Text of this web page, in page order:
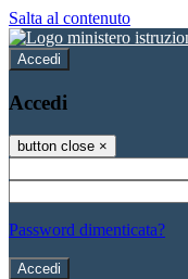
Salta al contenuto
Accedi
Accedi
button close ×
Password dimenticata?